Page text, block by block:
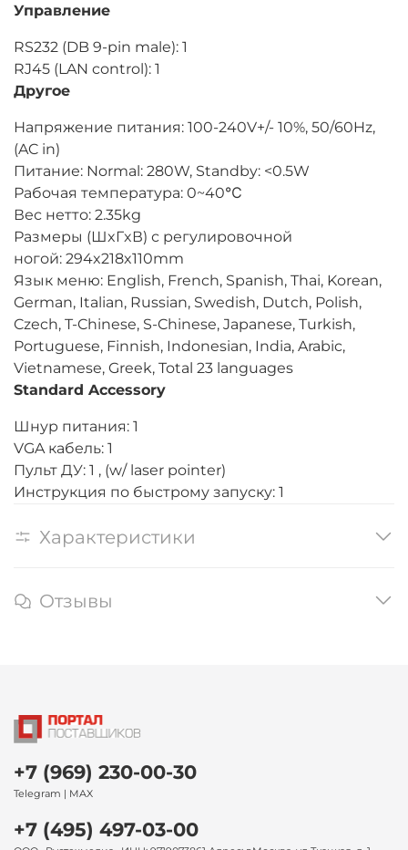
Управление
RS232 (DB 9-pin male): 1
RJ45 (LAN control): 1
Другое
Напряжение питания: 100-240V+/- 10%, 50/60Hz,
(AC in)
Питание: Normal: 280W, Standby: <0.5W
Рабочая температура: 0~40℃
Вес нетто: 2.35kg
Размеры (ШxГxВ) с регулировочной
ногой: 294x218x110mm
Язык меню: English, French, Spanish, Thai, Korean,
German, Italian, Russian, Swedish, Dutch, Polish,
Czech, T-Chinese, S-Chinese, Japanese, Turkish,
Portuguese, Finnish, Indonesian, India, Arabic,
Vietnamese, Greek, Total 23 languages
Standard Accessory
Шнур питания: 1
VGA кабель: 1
Пульт ДУ: 1 , (w/ laser pointer)
Инструкция по быстрому запуску: 1
Характеристики
Отзывы
+7 (969) 230-00-30
Telegram | MAX
+7 (495) 497-03-00